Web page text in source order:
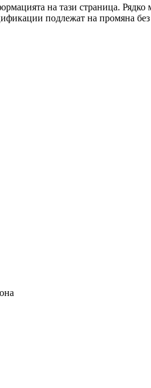
на тази страница.
подлежат на промяна